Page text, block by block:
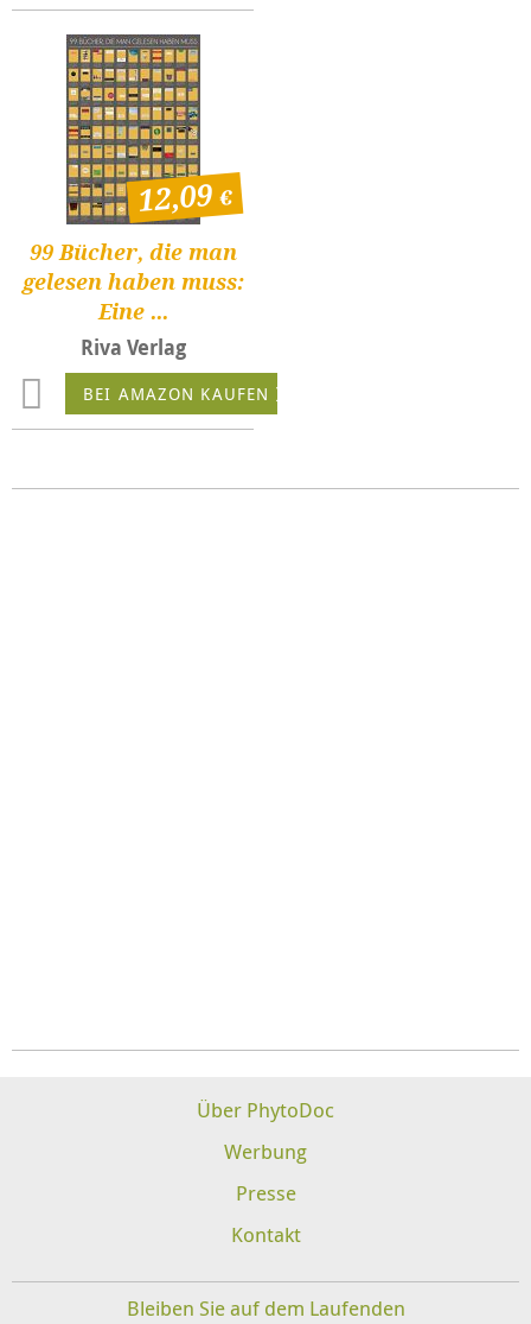
99 Bücher, die man
gelesen haben muss:
Eine ...
Riva Verlag
12,09
BEI AMAZON KAUFEN
Über PhytoDoc
Werbung
Presse
Kontakt
Bleiben Sie auf dem Laufenden